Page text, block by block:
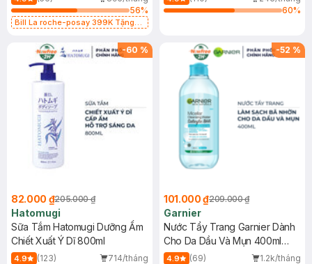
56%
Bill La roche-posay 399K Tặng
(SL có hạn)
60%
-60 %
82.000 ₫205.000 ₫
Hatomugi
Sữa Tắm Hatomugi Dưỡng Ẩm
Chiết Xuất Ý Dĩ 800ml
4.9 (123)
714/tháng
-52 %
101.000 ₫209.000 ₫
Garnier
Nước Tẩy Trang Garnier Dành
Cho Da Dầu Và Mụn 400ml
(Mới)
4.9 (69)
1.2k/tháng